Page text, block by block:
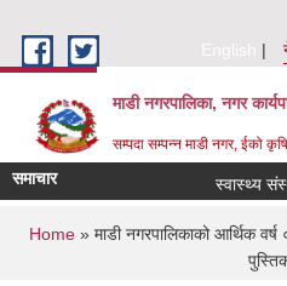
English
माडी नगरपालिका, नगर
सम्पदा सम्पन्न माडी नगर, ईको
समाचार स्वास्थ्य संस्था
You are here
Home» माडी नगरपालिकाको आर्थिक